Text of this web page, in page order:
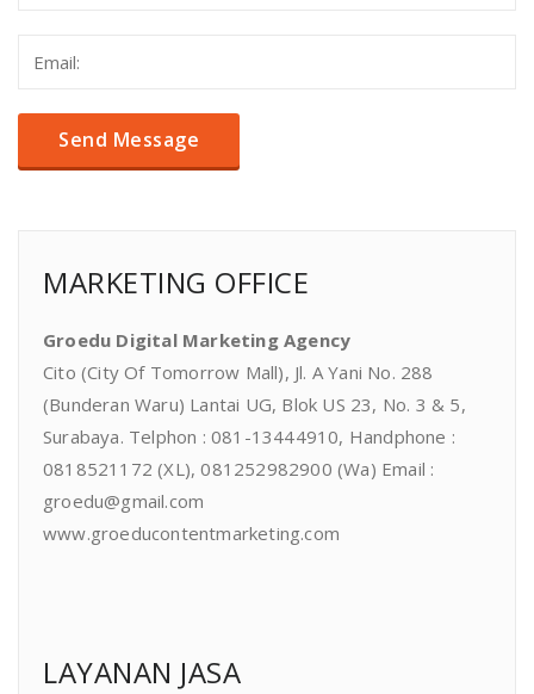
MARKETING OFFICE
Groedu Digital Marketing Agency
Cito (City Of Tomorrow Mall), Jl. A Yani No. 288
(Bunderan Waru) Lantai UG, Blok US 23, No. 3 & 5,
Surabaya. Telphon : 081-13444910, Handphone :
0818521172 (XL), 081252982900 (Wa) Email :
groedu@gmail.com
www.groeducontentmarketing.com
LAYANAN JASA